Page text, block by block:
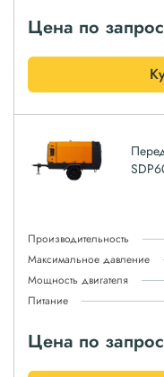
Цена по
Производительность
Максимальное давление
Мощность двигателя
Питание
Цена по